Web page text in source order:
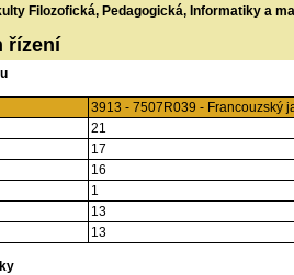
Filozofická, Pedagogická, Informatiky a
řízení
3913 - 7507R039 - Francouzský
21
17
16
1
13
13